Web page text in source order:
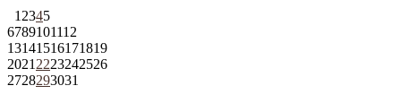
1 2345
6789101112
13141516171819
2021 2223242526
2728293031